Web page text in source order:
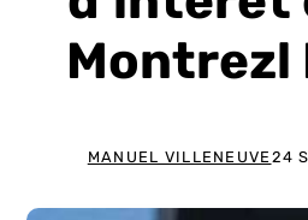
Montrezl
MANUEL VILLENEUVE 24